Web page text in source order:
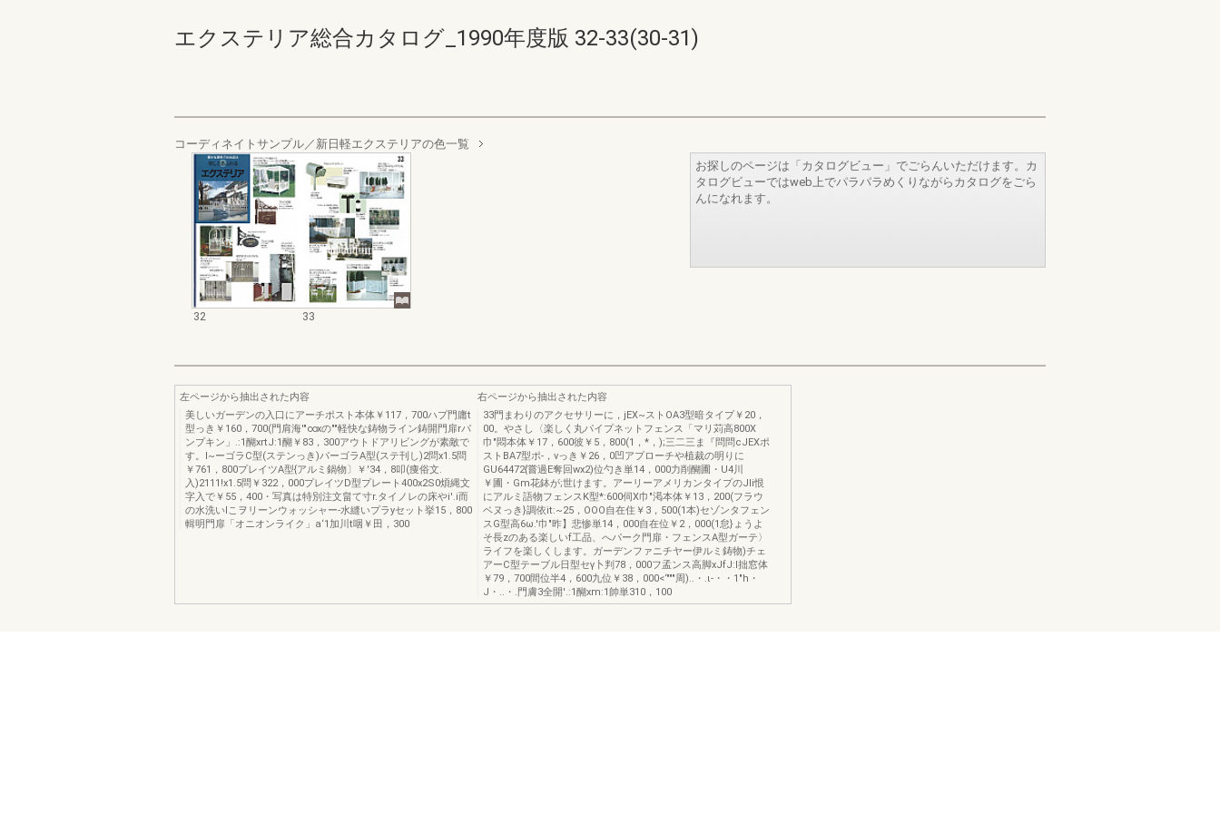
エクステリア総合カタログ_1990年度版 32-33(30-31)
コーディネイトサンプル／新日軽エクステリアの色一覧
32 33
お探しのページは「カタログビュー」でごらんいただけます。カ
タログビューではweb上でパラパラめくりながらカタログをごら
んになれます。
左ページから抽出された内容
美しいガーデンの入口にアーチポスト本体￥117，700ハプ門庸t
型っき￥160，700(門肩海'"∞xの""軽快な鋳物ライン鋳開門扉rパ
ンプキン」.:1醐xrtJ:1醐￥83，300アウトドアリビングが素敵で
す。I~ーゴラC型(ステンっき)パーゴラA型(ステ刊し)2問x1.5問
￥761，800プレイツA型{アルミ鍋物〕￥'34，8叩(痩俗文.
入)2111!x1.5問￥322，000プレイツD型プレート400x2S0煩縄文
字入で￥55，400・写真は特別注文畠て寸r.タイノレの床やi'.i而
の水洗いlこヲリーンウォッシャー-水縫いプラyセット挙15，800
輯明門扉「オニオンライク」a‘1加川t咽￥田，300
右ページから抽出された内容
33門まわりのアクセサリーに，jEX~ストOA3型暗タイプ￥20，
00。やさし〈楽しく丸パイプネットフェンス「マリ苅高800X
巾"悶本体￥17，600彼￥5，800(1，*，);三二三ま『問問cJEXポ
ストBA7型ポ-，vっき￥26，0凹アプローチや植裁の明りに
GU64472{嘗過E奪回wx2)位勺き単14，000力削醐圃・U4川
￥圃・Gm花鉢が;世けます。アーリーアメリカンタイプのJIi恨
にアルミ語物フェンスK型*:600伺X巾"渇本体￥13，200(フラウ
ベヌっき}調依it:~25，OOO自在住￥3，500(1本)セゾンタフェン
スG型高6ω.'巾"昨】悲惨単14，000自在位￥2，000(1怠}ょうよ
そ長zのある楽しいf工品、へパーク門扉・フェンスA型ガーテ〉
ライフを楽しくします。ガーデンファニチヤー伊ルミ鋳物)チェ
アーC型テーブル日型セγ卜判78，000フ孟ンス高脚xJfJ:I拙窓体
￥79，700間位半4，600九位￥38，000<‘"""周)..・.ι-・・1"h・
J・..・.門膚3全開'.:1醐xm:1帥単310，100